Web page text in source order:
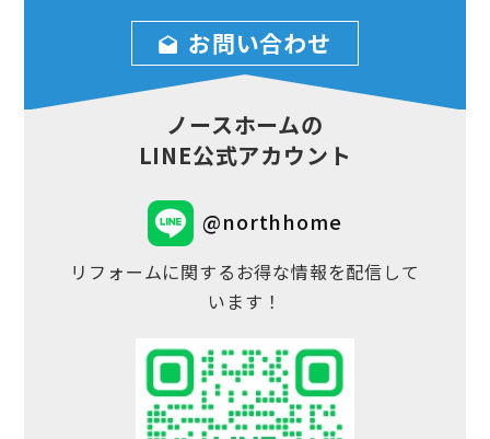
お問い合わせ
ノースホームの
LINE公式アカウント
@northhome
リフォームに関するお得な情報を配信して
います！